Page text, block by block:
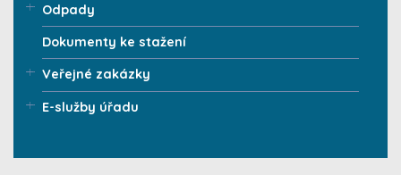
Odpady
Dokumenty ke stažení
Veřejné zakázky
E-služby úřadu